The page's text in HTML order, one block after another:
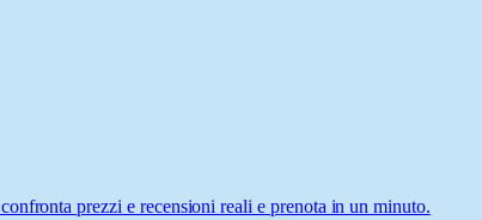
prezzi e recensioni reali e prenota in un minuto.